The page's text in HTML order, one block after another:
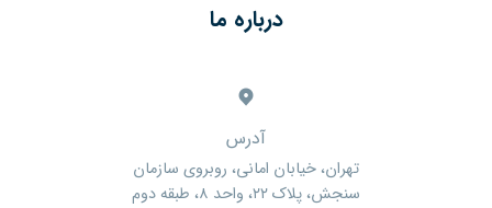
درباره ما
آدرس
تهران، خیابان امانی، روبروی سازمان
سنجش، پلاک ۲۲، واحد ۸، طبقه دوم